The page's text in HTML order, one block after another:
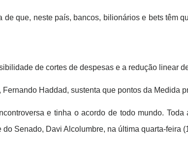
de que, neste país, bancos, bilionários e bets têm
de cortes de despesas e a redução linear
Fernando Haddad, sustenta que pontos da
e tinha o acordo de todo mundo.
Senado, Davi Alcolumbre, na última quarta-feira